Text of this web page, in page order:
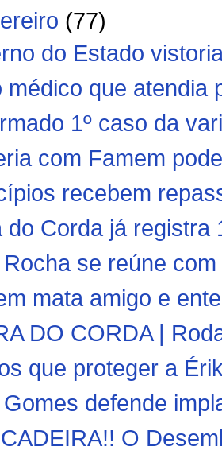
(77)
do Estado
médico que atendia
1º caso da
com Famem
recebem
do Corda já
Rocha se reúne
mata amigo e
DO CORDA |
que proteger a
Gomes defende
O